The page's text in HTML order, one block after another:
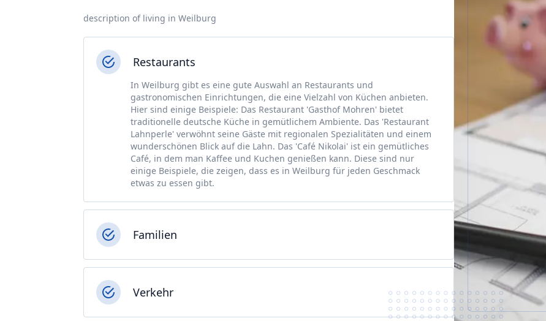
description of living in Weilburg
Restaurants
In Weilburg gibt es eine gute Auswahl an Restaurants und
gastronomischen Einrichtungen, die eine Vielzahl von Küchen anbieten.
Hier sind einige Beispiele: Das Restaurant 'Gasthof Mohren' bietet
traditionelle deutsche Küche in gemütlichem Ambiente. Das 'Restaurant
Lahnperle' verwöhnt seine Gäste mit regionalen Spezialitäten und einem
wunderschönen Blick auf die Lahn. Das 'Café Nikolai' ist ein gemütliches
Café, in dem man Kaffee und Kuchen genießen kann. Diese sind nur
einige Beispiele, die zeigen, dass es in Weilburg für jeden Geschmack
etwas zu essen gibt.
Familien
Verkehr